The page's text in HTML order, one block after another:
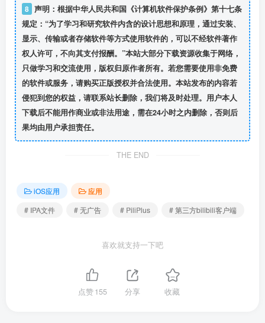
8 声明：根据中华人民共和国《计算机软件保护条例》第十七条
规定：“为了学习和研究软件内含的设计思想和原理，通过安装、
显示、传输或者存储软件等方式使用软件的，可以不经软件著作
权人许可，不向其支付报酬。”本站大部分下载资源收集于网络，
只做学习和交流使用，版权归原作者所有。若您需要使用非免费
的软件或服务，请购买正版授权并合法使用。本站发布的内容若
侵犯到您的权益，请联系站长删除，我们将及时处理。用户本人
下载后不能用作商业或非法用途，需在24小时之内删除，否则后
果均由用户承担责任。
THE END
iOS应用
应用
# IPA文件
# 无广告 # PiliPlus # 第三方bilibili客户端
喜欢就支持一下吧
点赞155 分享 收藏